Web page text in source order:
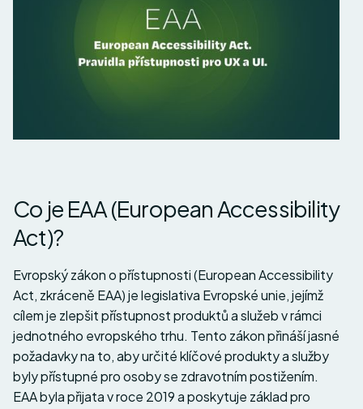
Co je EAA (European Accessibility
Act)?
Evropský zákon o přístupnosti (European Accessibility
Act, zkráceně EAA) je legislativa Evropské unie, jejímž
cílem je zlepšit přístupnost produktů a služeb v rámci
jednotného evropského trhu. Tento zákon přináší jasné
požadavky na to, aby určité klíčové produkty a služby
byly přístupné pro osoby se zdravotním postižením.
EAA byla přijata v roce 2019 a poskytuje základ pro